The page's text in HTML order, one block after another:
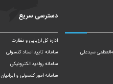
سیدعلی
دسترسی سریع
اداره کل ارزیابی و نظارت
سامانه تایید اسناد کنسولی
سامانه روادید الکترونیکی
سامانه امور کنسولی و ایرانیان